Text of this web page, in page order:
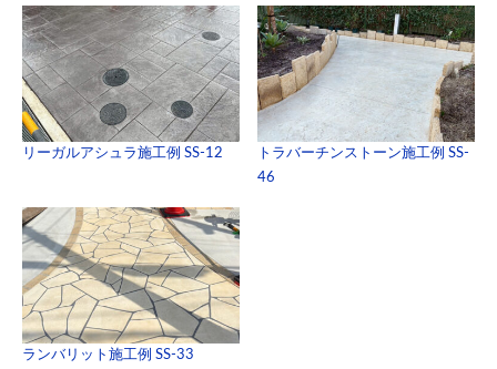
リーガルアシュラ施工例 SS-12
トラバーチンストーン施工例 SS-
46
ランバリット施工例 SS-33